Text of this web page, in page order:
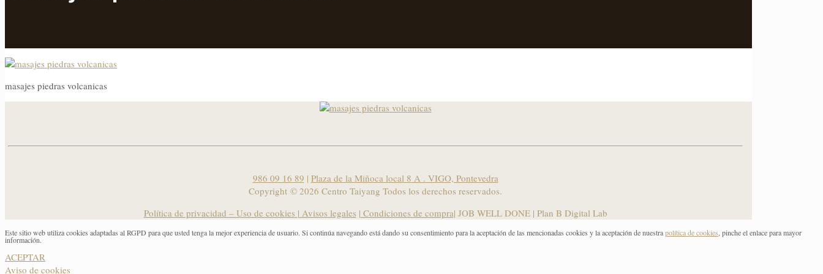
masajes piedras volcanicas
986 09 16 89 | Plaza de la Miñoca local 8 A . VIGO, Pontevedra
Copyright © 2026 Centro Taiyang Todos los derechos reservados.
Política de privacidad – Uso de cookies | Avisos legales | Condiciones de compra| JOB WELL DONE | Plan B Digital Lab
Este sitio web utiliza cookies adaptadas al RGPD para que usted tenga la mejor experiencia de usuario. Si continúa navegando está dando su consentimiento para la aceptación de las mencionadas cookies y la aceptación de nuestrapolítica de cookies , pinche el enlace para mayor
información.
ACEPTAR
Aviso de cookies